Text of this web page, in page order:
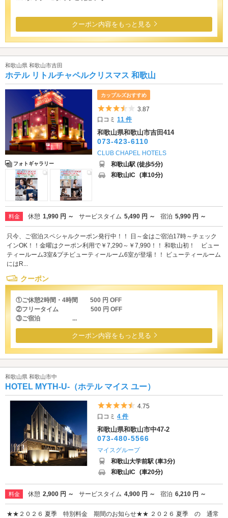
クーポン内容をもっと見る
和歌山県 和歌山市吉田
ホテル リトルチャペルクリスマス 和歌山
フォトギャラリー
カップルズおすすめ
5つ星のうち3.5
3.87
口コミ11 件
和歌山県和歌山市吉田414
073-423-6110
CLUB CHAPEL HOTELS
和歌山駅 (徒歩5分)
和歌山IC (車10分)
料金 休憩 1,990 円 ～ サービスタイム 5,490 円 ～ 宿泊 5,990 円 ～
只今、ご宿泊スペシャルクーポン発行中！！ 日～金はご宿泊17時～チェック
インOK！！金曜はクーポン利用で￥7,290～￥7,990！！ 和歌山初！ ビュー
ティールーム3室&プチビューティールーム6室が登場！！ ビューティールーム
にはR...
クーポン
①ご休憩2時間・4時間 500 円 OFF
②フリータイム 500 円 OFF
③ご宿泊 ...
クーポン内容をもっと見る
和歌山県 和歌山市中
HOTEL MYTH-U-（ホテル マイス ユー）
5つ星のうち4.5
4.75
口コミ4 件
和歌山県和歌山市中47-2
073-480-5566
マイスグループ
和歌山大学前駅 (車3分)
和歌山IC (車20分)
料金 休憩 2,900 円 ～ サービスタイム 4,900 円 ～ 宿泊 6,210 円 ～
★★２０２６ 夏季 特別料金 期間のお知らせ★★ ２０２６ 夏季 の 通常